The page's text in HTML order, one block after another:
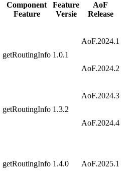
Component
Feature
Feature
Versie
AoF
Release
getRoutingInfo 1.0.1
AoF.2024.1
AoF.2024.2
getRoutingInfo 1.3.2
AoF.2024.3
AoF.2024.4
getRoutingInfo 1.4.0 AoF.2025.1